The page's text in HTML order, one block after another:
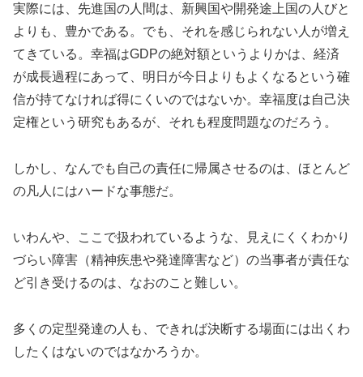
実際には、先進国の人間は、新興国や開発途上国の人びと
よりも、豊かである。でも、それを感じられない人が増え
てきている。幸福はGDPの絶対額というよりかは、経済
が成長過程にあって、明日が今日よりもよくなるという確
信が持てなければ得にくいのではないか。幸福度は自己決
定権という研究もあるが、それも程度問題なのだろう。
しかし、なんでも自己の責任に帰属させるのは、ほとんど
の凡人にはハードな事態だ。
いわんや、ここで扱われているような、見えにくくわかり
づらい障害（精神疾患や発達障害など）の当事者が責任な
ど引き受けるのは、なおのこと難しい。
多くの定型発達の人も、できれば決断する場面には出くわ
したくはないのではなかろうか。